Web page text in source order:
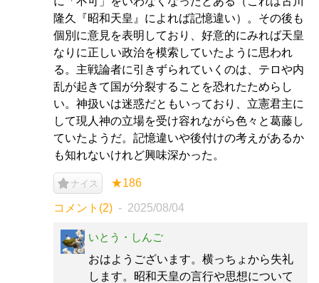
隆久『昭和天皇』によれば記憶違い）。その後も
個別に意見を表明しており、好意的にみれば天皇
なりに正しい政治を模索していたように思われ
る。主戦論者に引きずられていくのは、テロや内
乱が起きて国が分裂することを恐れたためらし
い。神扱いは迷惑だともいっており、立憲君主に
して現人神の立場を受け容れながら色々と葛藤し
ていたようだ。記憶違いや後付けの考えがあるか
も知れないけれど興味深かった。
ナイス ★186
コメント(2) 2025/08/04
いとう・しんご
おはようございます。横っちょから失礼
します。昭和天皇の言行や思想について